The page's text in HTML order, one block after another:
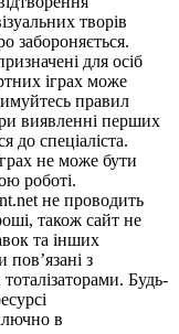
творів
забороняється.
для осіб
іграх може
правил
виявленні перших
до спеціаліста.
не може бути
роботі.
не проводить
також сайт не
та інших
пов’язані з
Будь-
в